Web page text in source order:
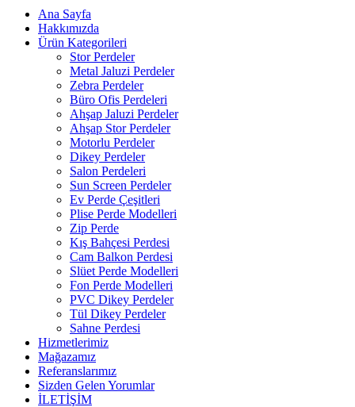
Ana Sayfa
Hakkımızda
Ürün Kategorileri
Stor Perdeler
Metal Jaluzi Perdeler
Zebra Perdeler
Büro Ofis Perdeleri
Ahşap Jaluzi Perdeler
Ahşap Stor Perdeler
Motorlu Perdeler
Dikey Perdeler
Salon Perdeleri
Sun Screen Perdeler
Ev Perde Çeşitleri
Plise Perde Modelleri
Zip Perde
Kış Bahçesi Perdesi
Cam Balkon Perdesi
Slüet Perde Modelleri
Fon Perde Modelleri
PVC Dikey Perdeler
Tül Dikey Perdeler
Sahne Perdesi
Hizmetlerimiz
Mağazamız
Referanslarımız
Sizden Gelen Yorumlar
İLETİŞİM